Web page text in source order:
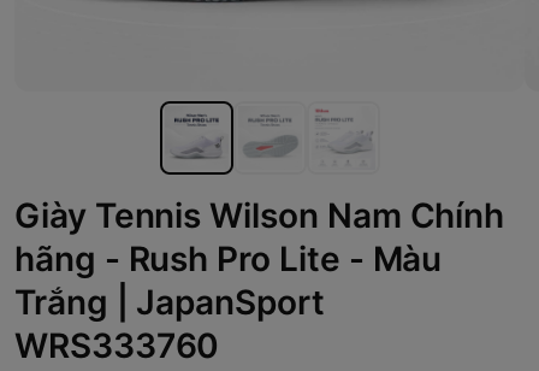
Giày Tennis Wilson Nam Chính
hãng - Rush Pro Lite - Màu
Trắng | JapanSport
WRS333760